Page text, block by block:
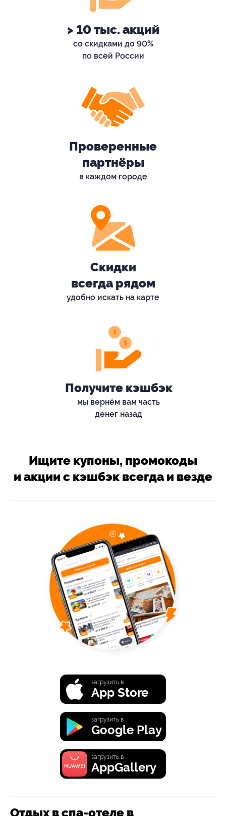
> 10 тыс. акций
со скидками до 90%
по всей России
Проверенные
партнёры
в каждом городе
Скидки
всегда рядом
удобно искать на карте
Получите кэшбэк
мы вернём вам часть
денег назад
Ищите купоны, промокоды
и акции с кэшбэк всегда и везде
загрузить в
App Store
загрузить в
Google Play
загрузить в
AppGallery
Отдых в спа-отеле в